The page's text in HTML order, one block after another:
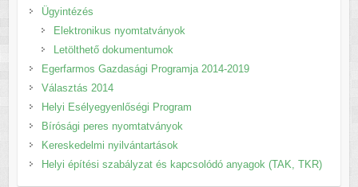
Ügyintézés
Elektronikus nyomtatványok
Letölthető dokumentumok
Egerfarmos Gazdasági Programja 2014-2019
Választás 2014
Helyi Esélyegyenlőségi Program
Bírósági peres nyomtatványok
Kereskedelmi nyilvántartások
Helyi építési szabályzat és kapcsolódó anyagok (TAK, TKR)